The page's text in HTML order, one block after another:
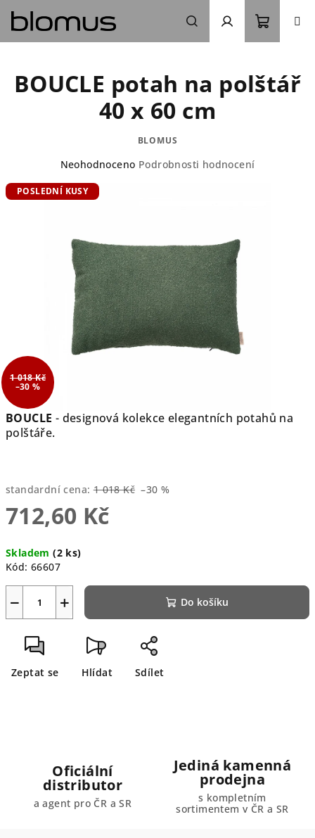
obsah
Hledat Přihlášení
košík
BOUCLE - designová kolekce elegantních potahů na
polštáře.
standardní cena: 1 018 Kč –30 %
712,60 Kč
cena:
Skladem(2 ks)
Kód: 66607
+
− Do košíku
Zeptat se Hlídat Sdílet
BOUCLE potah na polštář
40 x 60 cm
BLOMUS
Průměrné
produktu
hvězdiček.
Neohodnoceno Podrobnosti hodnocení
POSLEDNÍ KUSY
1 018 Kč
–30 %
Oficiální
distributor
a agent pro ČR a SR
Jediná kamenná
prodejna
s kompletním
sortimentem v ČR a SR